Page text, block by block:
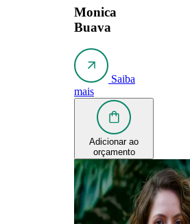
Monica
Buava
Saiba
mais
Adicionar ao
orçamento